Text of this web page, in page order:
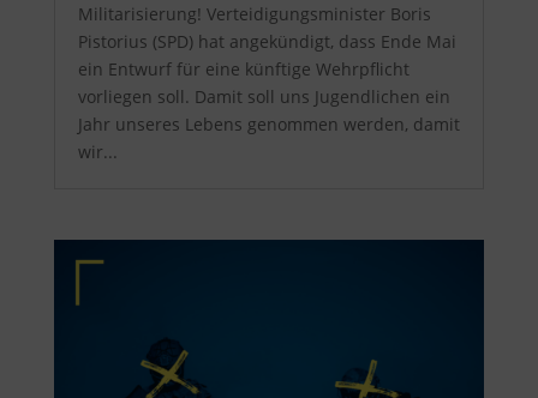
Militarisierung! Verteidigungsminister Boris
Pistorius (SPD) hat angekündigt, dass Ende Mai
ein Entwurf für eine künftige Wehrpflicht
vorliegen soll. Damit soll uns Jugendlichen ein
Jahr unseres Lebens genommen werden, damit
wir...